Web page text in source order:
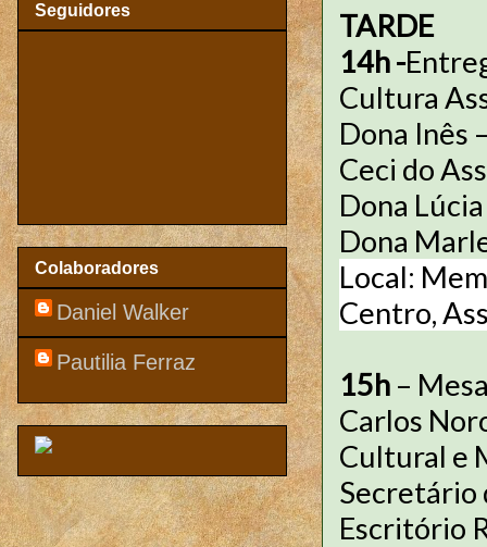
TARDE
14h -
Cultura
Dona Inês
Ceci do
Dona
Dona
Local:
Centro,
15h –
Carlos
Cultural e
Secretário
Escritório
Seguidores
Colaboradores
Daniel Walker
Pautilia Ferraz